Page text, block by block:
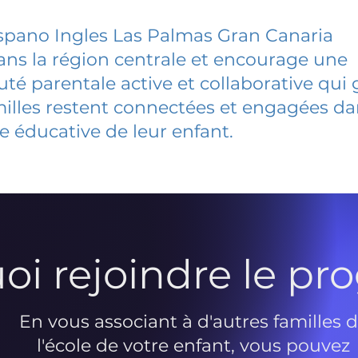
Ingles Las Palmas Gran Canaria
la région centrale et encourage une
parentale active et collaborative qui
restent connectées et engagées
éducative de leur enfant.
rejoindre le
En vous associant à d'autres familles
l'école de votre enfant, vous pouvez